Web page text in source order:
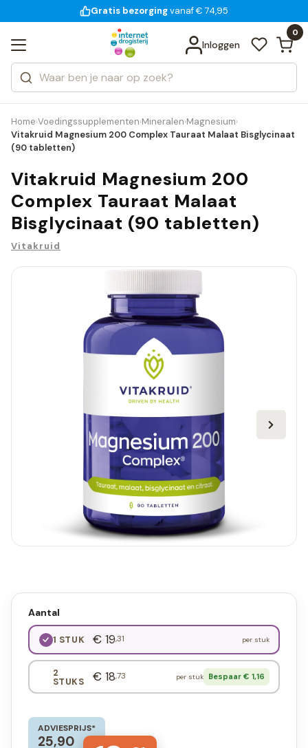
voor 18:00 uur besteld
Gratis bezorging
14 dagen bedenktijd
Inloggen
0
Zoeken
Categorieën
Merken
Bekijk alle resultaten
Home›Voedingssupplementen›Mineralen›Magnesium›
Vitakruid Magnesium 200 Complex Tauraat Malaat Bisglycinaat
(90 tabletten)
Vitakruid Magnesium 200
Complex Tauraat Malaat
Bisglycinaat (90 tabletten)
Vitakruid
Aantal
1 STUK € 19,31 per stuk
2
STUKS € 18,73 per stuk Bespaar € 1,16
ADVIESPRIJS*
25,90